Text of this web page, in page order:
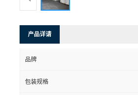
产品详请
品牌
包装规格